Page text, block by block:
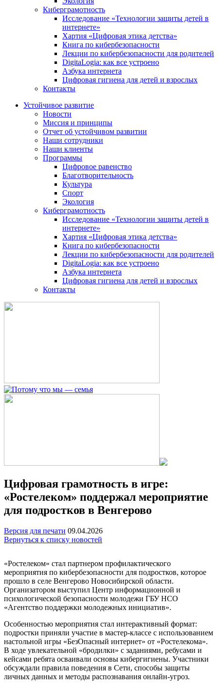
Киберграмотность
Исследование «Технологии защиты детей в
интернете»
Хартия «Цифровая этика детства»
Книга по кибербезопасности
Лекции по кибербезопасности для родителей
DigitaLogia: как все устроено
Азбука интернета
Цифровая гигиена для детей и взрослых
Контакты
Устойчивое развитие
Новости
Миссия и принципы
Отчет об устойчивом развитии
Наши сотрудники
Наши клиенты
Программы
Цифровое равенство
Благотворительность
Культура
Спорт
Экология
Киберграмотность
Исследование «Технологии защиты детей в
интернете»
Хартия «Цифровая этика детства»
Книга по кибербезопасности
Лекции по кибербезопасности для родителей
DigitaLogia: как все устроено
Азбука интернета
Цифровая гигиена для детей и взрослых
Контакты
Цифровая грамотность в игре:
«Ростелеком» поддержал мероприятие
для подростков в Венгерово
Версия для печати 09.04.2026
Вернуться к списку новостей
«Ростелеком» стал партнером профилактического
мероприятия по кибербезопасности для подростков, которое
прошло в селе Венгерово Новосибирской области.
Организатором выступил Центр информационной и
психологической безопасности молодежи ГБУ НСО
«Агентство поддержки молодежных инициатив».
Особенностью мероприятия стал интерактивный формат:
подростки приняли участие в мастер-классе с использованием
настольной игры «БезОпасный интернет» от «Ростелекома».
В ходе увлекательной «бродилки» с заданиями, ребусами и
кейсами ребята осваивали основы кибергигиены. Участники
обсуждали правила поведения в Сети, способы защиты
личных данных и методы распознавания онлайн-угроз.